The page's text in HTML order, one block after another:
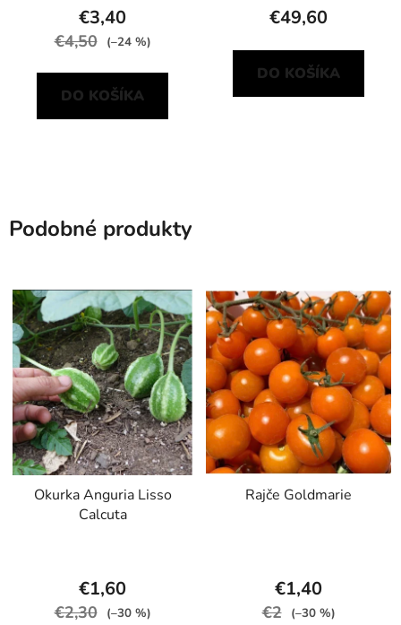
€3,40
€4,50 (–24 %)
DO KOŠÍKA
€49,60
DO KOŠÍKA
Podobné produkty
Okurka Anguria Lisso
Calcuta
€1,60
€2,30 (–30 %)
Rajče Goldmarie
€1,40
€2 (–30 %)